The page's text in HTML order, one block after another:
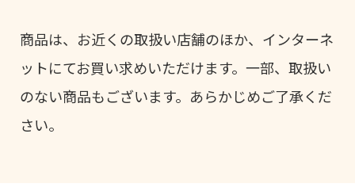
商品は、お近くの取扱い店舗のほか、インターネ
ットにてお買い求めいただけます。一部、取扱い
のない商品もございます。あらかじめご了承くだ
さい。